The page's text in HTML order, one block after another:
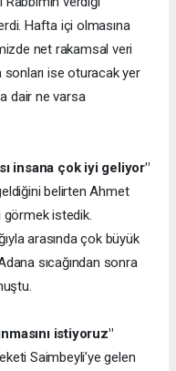
Hafta içi olmasına
net rakamsal veri
ise oturacak yer
dair ne varsa
insana çok iyi geliyor"
belirten Ahmet
görmek istedik.
arasında çok büyük
sıcağından sonra
istiyoruz"
Saimbeyli’ye gelen